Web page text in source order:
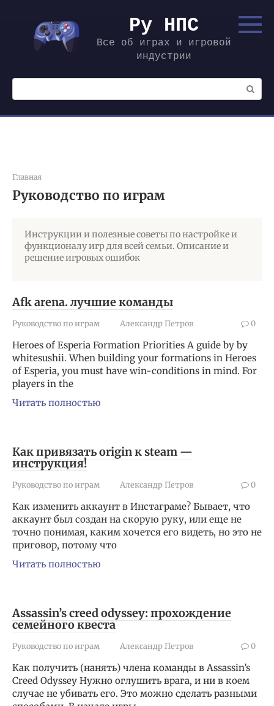
контенту
Ру НПС
Все об играх и игровой
индустрии
Поиск:
Главная
Руководство по играм
Инструкции и полезные советы по настройке и
функционалу игр для всей семьи. Описание и
решение игровых ошибок
Afk arena. лучшие команды
Руководство по играм Александр Петров 0
Heroes of Esperia Formation Priorities A guide by by
whitesushii. When building your formations in Heroes
of Esperia, you must have win-conditions in mind. For
players in the
Читать полностью
Как привязать origin к steam —
инструкция!
Руководство по играм Александр Петров 0
Как изменить аккаунт в Инстаграме? Бывает, что
аккаунт был создан на скорую руку, или еще не
точно понимая, каким хочется его видеть, но это не
приговор, потому что
Читать полностью
Assassin’s creed odyssey: прохождение
семейного квеста
Руководство по играм Александр Петров 0
Как получить (нанять) члена команды в Assassin’s
Creed Odyssey Нужно оглушить врага, и ни в коем
случае не убивать его. Это можно сделать разными